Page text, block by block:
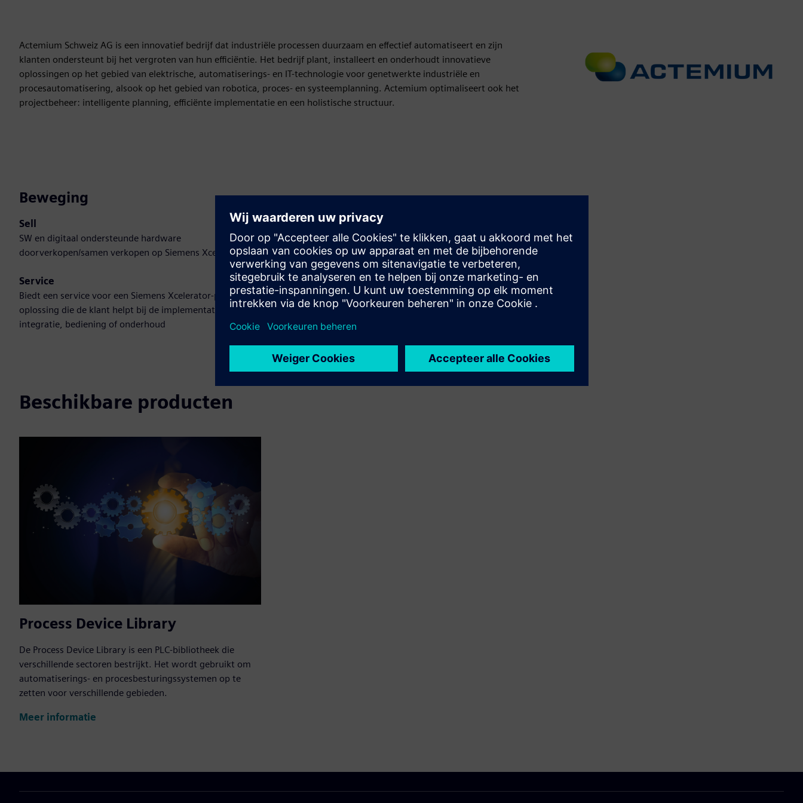
Actemium Schweiz AG is een innovatief bedrijf dat industriële processen duurzaam en effectief automatiseert en zijn
klanten ondersteunt bij het vergroten van hun efficiëntie. Het bedrijf plant, installeert en onderhoudt innovatieve
oplossingen op het gebied van elektrische, automatiserings- en IT-technologie voor genetwerkte industriële en
procesautomatisering, alsook op het gebied van robotica, proces- en systeemplanning. Actemium optimaliseert ook het
projectbeheer: intelligente planning, efficiënte implementatie en een holistische structuur.
Beweging
Sell
SW en digitaal ondersteunde hardware
doorverkopen/samen verkopen op Siemens Xcelerator
Service
Biedt een service voor een Siemens Xcelerator-product/-
oplossing die de klant helpt bij de implementatie,
integratie, bediening of onderhoud
Beschikbare producten
Process Device Library
De Process Device Library is een PLC-bibliotheek die
verschillende sectoren bestrijkt. Het wordt gebruikt om
automatiserings- en procesbesturingssystemen op te
zetten voor verschillende gebieden.
Meer informatie